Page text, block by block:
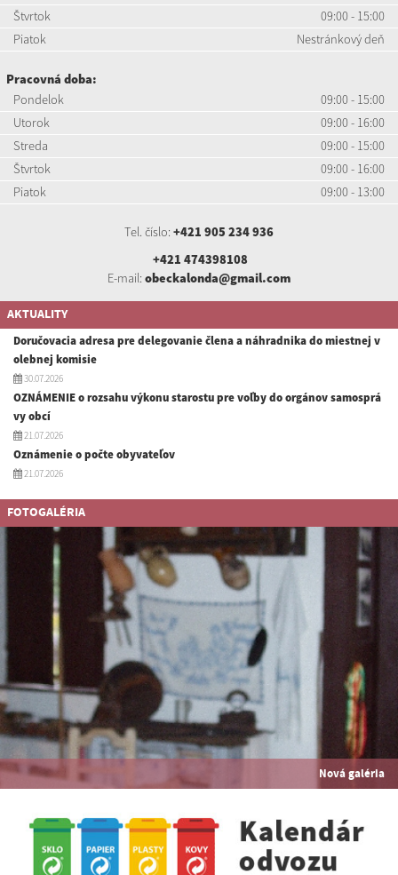
Štvrtok
09:00 - 15:00
Piatok
Nestránkový deň
Pracovná doba:
Pondelok
09:00 - 15:00
Utorok
09:00 - 16:00
Streda
09:00 - 15:00
Štvrtok
09:00 - 16:00
Piatok
09:00 - 13:00
Tel. číslo: +421 905 234 936
+421 474398108
E-mail: obeckalonda@gmail.com
AKTUALITY
Doručovacia adresa pre delegovanie člena a náhradnika do miestnej v
olebnej komisie
30.07.2026
OZNÁMENIE o rozsahu výkonu starostu pre voľby do orgánov samosprá
vy obcí
21.07.2026
Oznámenie o počte obyvateľov
21.07.2026
FOTOGALÉRIA
Nová galéria